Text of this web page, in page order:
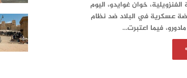
خوان غوايدو، اليوم
عسكرية في البلاد ضد نظام
فيما اعتبرت…